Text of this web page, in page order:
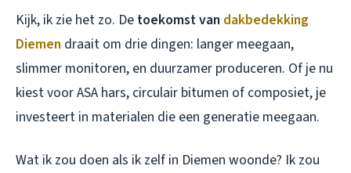
Kijk, ik zie het zo. De toekomst van dakbedekking
Diemen draait om drie dingen: langer meegaan,
slimmer monitoren, en duurzamer produceren. Of je nu
kiest voor ASA hars, circulair bitumen of composiet, je
investeert in materialen die een generatie meegaan.
Wat ik zou doen als ik zelf in Diemen woonde? Ik zou